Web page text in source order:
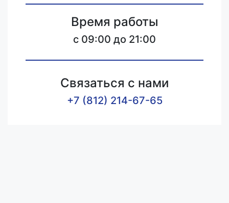
Время работы
c 09:00 до 21:00
Связаться с нами
+7 (812) 214-67-65